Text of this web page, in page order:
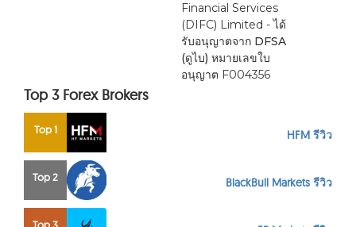
Financial Services
(DIFC) Limited - ได้
รับอนุญาตจากDFSA
(ดูไบ) หมายเลขใบ
อนุญาต F004356
Top 3 Forex Brokers
Top 1 HFM รีวิว
Top 2 BlackBull Markets รีวิว